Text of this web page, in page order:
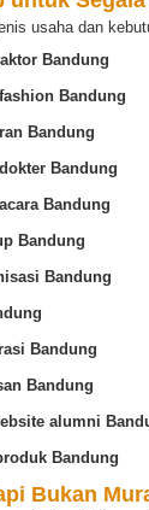
usaha dan
Bandung
Bandung
Bandung
Bandung
Bandung
Bandung
Bandung
Bandung
Bandung
alumni
Bandung
Bukan